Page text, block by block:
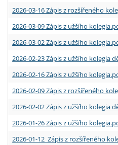
2026-03-16 Zápis z rozšířeného
2026-03-09 Zápis z užšího
2026-03-02 Zápis z užšího
2026-02-23 Zápis z užšího kolegia
2026-02-16 Zápis z užšího
2026-02-09 Zápis z rozšířeného
2026-02-02 Zápis z užšího kolegia
2026-01-26 Zápis z užšího
2026-01-12 Zápis z rozšířeného